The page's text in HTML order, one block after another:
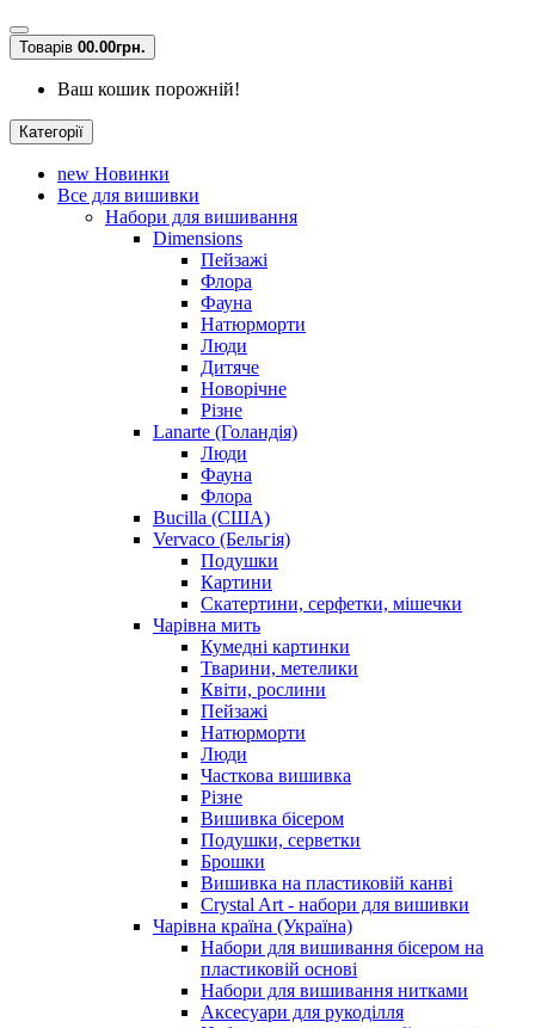
Товарів 00.00грн.
Ваш кошик порожній!
Категорії
new Новинки
Все для вишивки
Набори для вишивання
Dimensions
Пейзажі
Флора
Фауна
Натюрморти
Люди
Дитяче
Новорічне
Різне
Lanarte (Голандія)
Люди
Фауна
Флора
Bucilla (США)
Vervaco (Бельгія)
Подушки
Картини
Скатертини, серфетки, мішечки
Чарiвна мить
Кумедні картинки
Тварини, метелики
Квіти, рослини
Пейзажі
Натюрморти
Люди
Часткова вишивка
Різне
Вишивка бісером
Подушки, серветки
Брошки
Вишивка на пластиковій канві
Crystal Art - набори для вишивки
Чарівна країна (Україна)
Набори для вишивання бісером на
пластиковій основі
Набори для вишивання нитками
Аксесуари для рукоділля